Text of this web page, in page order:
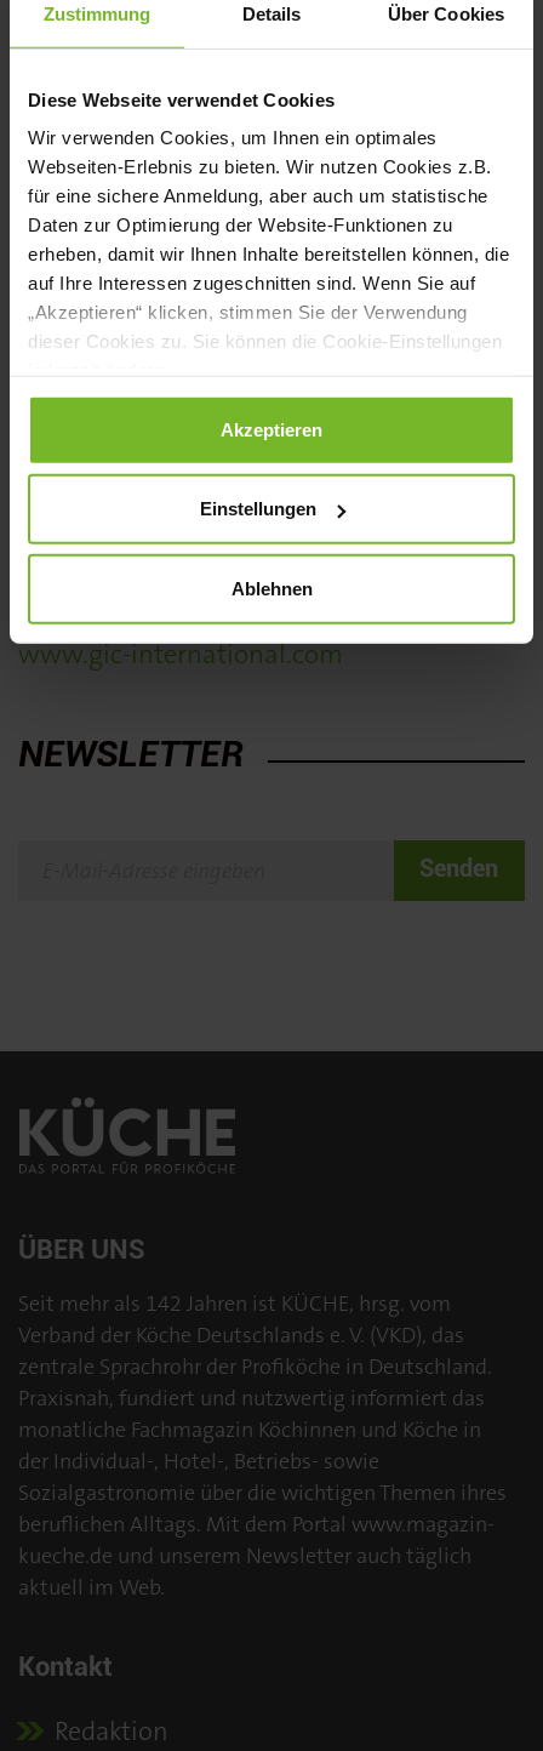
Zustimmung Details Über Cookies
Diese Webseite verwendet Cookies
Wir verwenden Cookies, um Ihnen ein optimales
Webseiten-Erlebnis zu bieten. Wir nutzen Cookies z.B.
für eine sichere Anmeldung, aber auch um statistische
Daten zur Optimierung der Website-Funktionen zu
erheben, damit wir Ihnen Inhalte bereitstellen können, die
auf Ihre Interessen zugeschnitten sind. Wenn Sie auf
„Akzeptieren“ klicken, stimmen Sie der Verwendung
dieser Cookies zu. Sie können die Cookie-Einstellungen
Datenschutzerklärung|Impressum
Akzeptieren
Einstellungen
Ablehnen
Momente des Genusses schaffen, auch in
10.000 Metern Höhe“, sagt
Geschäftsführer Göksel Yildirim.
25 Jahre Genuss aus Kelsterbach
GIC feiert in diesem Jahr sein 25-jähriges
Bestehen. Das familiengeführte
Unternehmen produziert täglich bis zu
Schulen und Events. Mit 170
Mitarbeitenden und 2.500 Quadratmetern
Produktionsfläche zählt GIC zu den
etablierten Airline-Caterern am Flughafen
www.gic-international.com
NEWSLETTER
Senden
ÜBER UNS
Seit mehr als 142 Jahren ist KÜCHE, hrsg. vom
Verband der Köche Deutschlands e. V. (VKD), das
zentrale Sprachrohr der Profiköche in Deutschland.
Praxisnah, fundiert und nutzwertig informiert das
monatliche Fachmagazin Köchinnen und Köche in
der Individual-, Hotel-, Betriebs- sowie
Sozialgastronomie über die wichtigen Themen ihres
beruflichen Alltags. Mit dem Portal www.magazin-
kueche.de und unserem Newsletter auch täglich
aktuell im Web.
Kontakt
Redaktion